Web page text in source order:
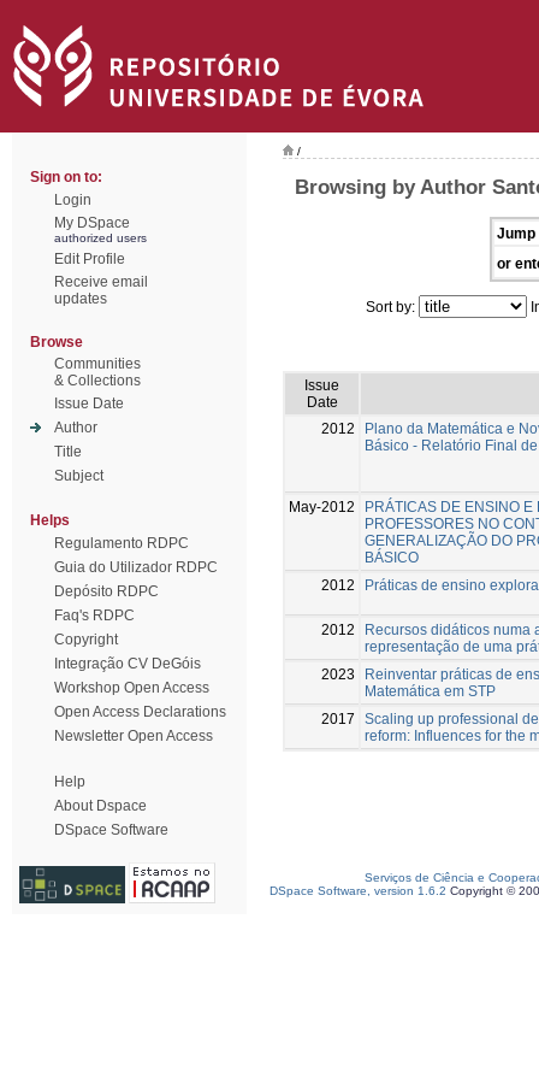
Sign on to:
Login
My DSpace
authorized users
Edit Profile
Receive email
updates
Browse
Communities
& Collections
Issue Date
Author
Title
Subject
Helps
Regulamento RDPC
Guia do Utilizador RDPC
Depósito RDPC
Faq's RDPC
Copyright
Integração CV DeGóis
Workshop Open Access
Open Access Declarations
Newsletter Open Access
Help
About Dspace
DSpace Software
/
Browsing by Author
Jump
or
Sort by:
Issue
Date
2012
Plano da Matemática e
Básico - Relatório Final
May-2012
PRÁTICAS DE ENSINO E
PROFESSORES NO
GENERALIZAÇÃO DO
BÁSICO
2012
Práticas de ensino
2012
Recursos didáticos numa
representação de uma
2023
Reinventar práticas de
Matemática em STP
2017
Scaling up professional
reform: Influences for the
Serviços de Ciência e
DSpace Software, version 1.6.2 Copyright ©